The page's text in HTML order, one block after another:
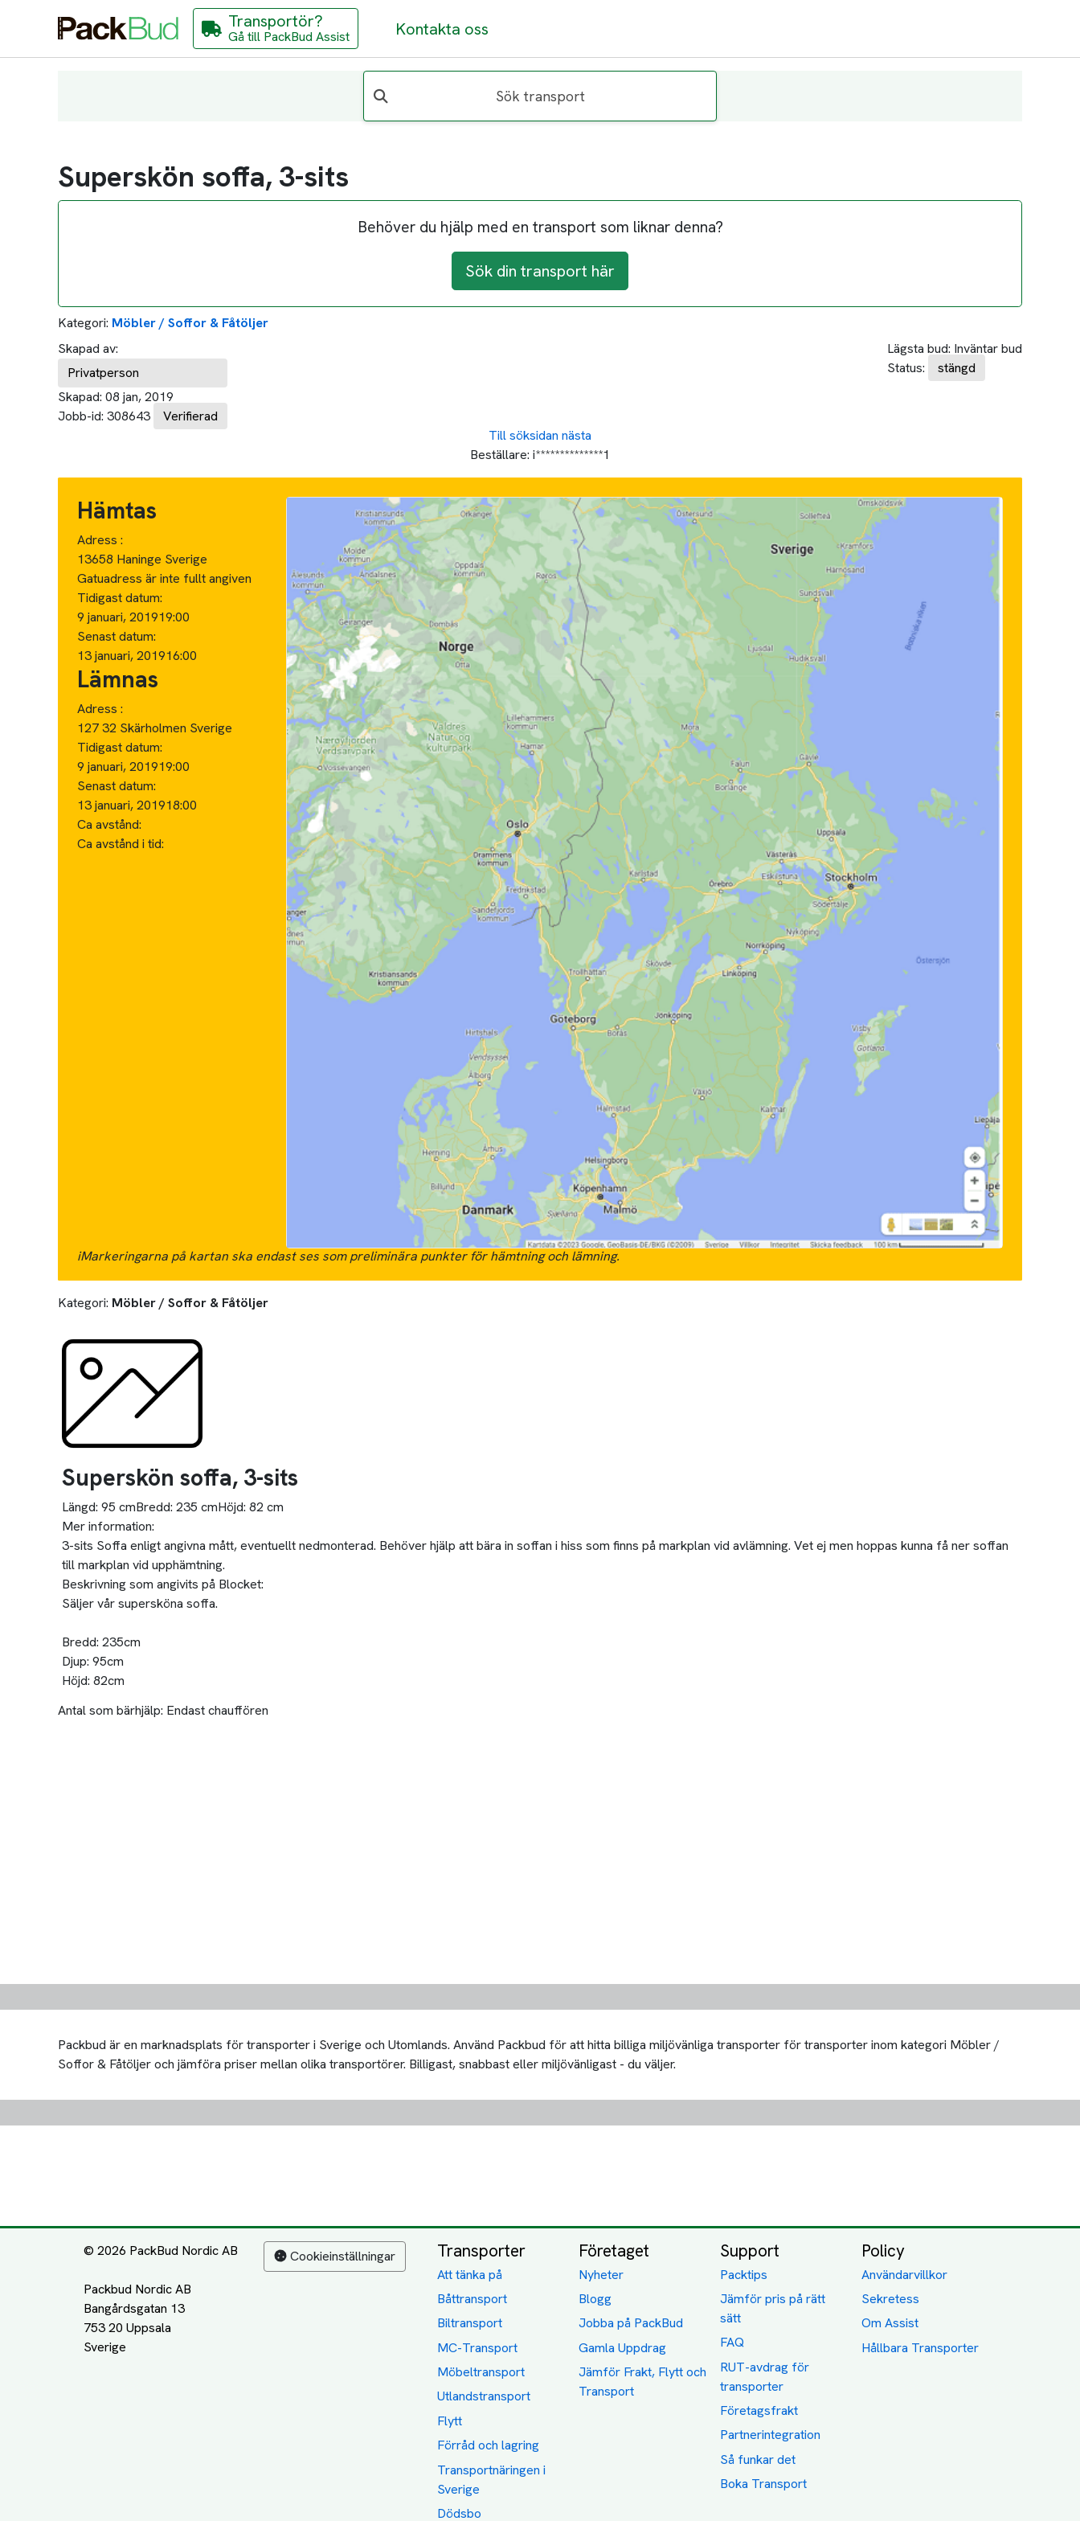
Transportör?
Gå till PackBud Assist Kontakta oss
Sök transport
Superskön soffa, 3-sits
Behöver du hjälp med en transport som liknar denna?
Sök din transport här
Kategori: Möbler / Soffor & Fåtöljer
Skapad av:
Privatperson
Skapad: 08 jan, 2019
Jobb-id: 308643 Verifierad
Lägsta bud: Inväntar bud
Status:
stängd
Till söksidan nästa
Beställare: i**************1
Hämtas
Adress :
13658 Haninge Sverige
Gatuadress är inte fullt angiven
Tidigast datum:
9 januari, 201919:00
Senast datum:
13 januari, 201916:00
Lämnas
Adress :
127 32 Skärholmen Sverige
Tidigast datum:
9 januari, 201919:00
Senast datum:
13 januari, 201918:00
Ca avstånd:
Ca avstånd i tid:
iMarkeringarna på kartan ska endast ses som preliminära punkter för hämtning och lämning.
Kategori: Möbler / Soffor & Fåtöljer
Superskön soffa, 3-sits
Längd: 95 cmBredd: 235 cmHöjd: 82 cm
Mer information:
3-sits Soffa enligt angivna mått, eventuellt nedmonterad. Behöver hjälp att bära in soffan i hiss som finns på markplan vid avlämning. Vet ej men hoppas kunna få ner soffan
till markplan vid upphämtning.
Beskrivning som angivits på Blocket:
Säljer vår supersköna soffa.
Bredd: 235cm
Djup: 95cm
Höjd: 82cm
Antal som bärhjälp: Endast chauffören
Packbud är en marknadsplats för transporter i Sverige och Utomlands. Använd Packbud för att hitta billiga miljövänliga transporter för transporter inom kategori Möbler /
Soffor & Fåtöljer och jämföra priser mellan olika transportörer. Billigast, snabbast eller miljövänligast - du väljer.
© 2026 PackBud Nordic AB
Packbud Nordic AB
Bangårdsgatan 13
753 20 Uppsala
Cookieinställningar Transporter
Att tänka på
Båttransport
Biltransport
MC-Transport
Möbeltransport
Utlandstransport
Flytt
Förråd och lagring
Transportnäringen i
Sverige
Dödsbo
Företaget
Nyheter
Blogg
Jobba på PackBud
Gamla Uppdrag
Jämför Frakt, Flytt och
Transport
Support
Packtips
Jämför pris på rätt
sätt
FAQ
RUT-avdrag för
transporter
Företagsfrakt
Partnerintegration
Så funkar det
Boka Transport
Policy
Användarvillkor
Sekretess
Om Assist
Hållbara Transporter